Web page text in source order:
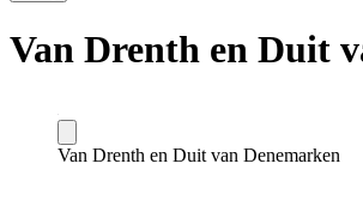
Van Drenth en Duit
Van Drenth en Duit van Denemarken